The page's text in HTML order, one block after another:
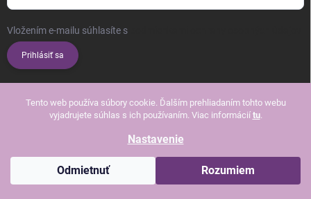
Tento web používa súbory cookie. Ďalším prehliadaním tohto webu
vyjadrujete súhlas s ich používaním. Viac informácií tu.
Nastavenie
Odmietnuť Rozumiem
Vložením e-mailu súhlasíte s
Prihlásiť sa
Vytvoril Shoptet
cookies